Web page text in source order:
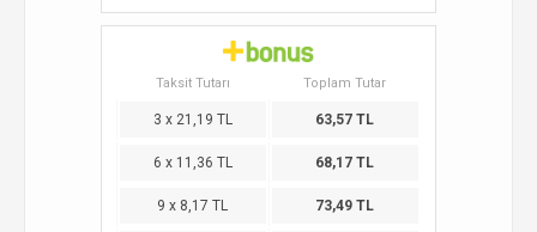
Taksit Tutarı Toplam Tutar
3 x 21,19 TL 63,57 TL
6 x 11,36 TL 68,17 TL
9 x 8,17 TL 73,49 TL